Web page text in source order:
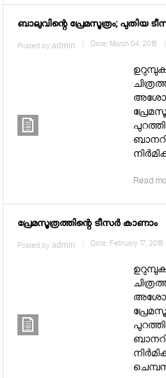
ബാലുവിന്റെ പ്രേമസൂത്രം; പുതിയ
Posted byadmin | Date: March 04, 2018 |
Read
പ്രേമസൂത്രത്തിന്റെ ടീസർ കാണാം
Posted byadmin | Date: February 17, 2018